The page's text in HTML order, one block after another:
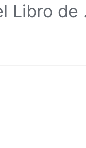
Libro